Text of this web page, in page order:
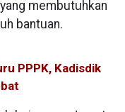
membutuhkan
bantuan.
PPPK, Kadisdik